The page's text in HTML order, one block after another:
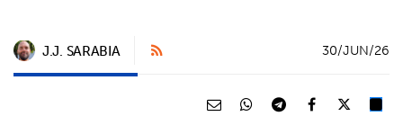
J.J. SARABIA 30/JUN/26